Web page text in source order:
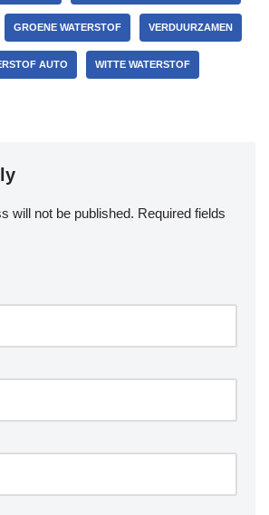
GROENE WATERSTOF VERDUURZAMEN
AUTO WITTE WATERSTOF
will not be published. Required fields